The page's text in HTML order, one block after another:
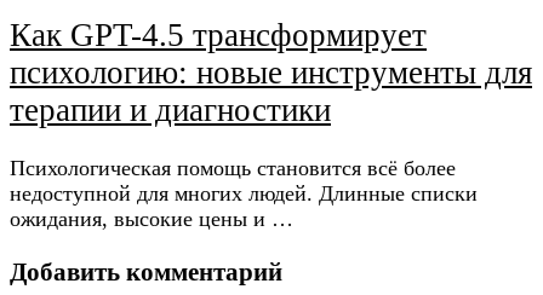
Как GPT-4.5 трансформирует
психологию: новые инструменты для
терапии и диагностики
Психологическая помощь становится всё более
недоступной для многих людей. Длинные списки
ожидания, высокие цены и …
Добавить комментарий